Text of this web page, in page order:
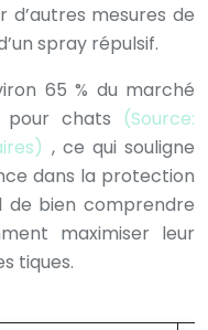
mesures de
spray répulsif.
65 % du marché
pour chats (Source:
, ce qui souligne
dans la protection
de bien comprendre
maximiser leur
tiques.